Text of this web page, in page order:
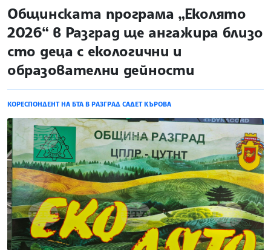
site.bta
Общинската програма „Еколято
2026“ в Разград ще ангажира близо
сто деца с екологични и
образователни дейности
КОРЕСПОНДЕНТ НА БТА В РАЗГРАД САДЕТ КЪРОВА